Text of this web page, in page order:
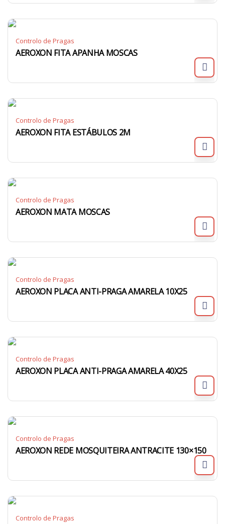
Controlo de Pragas
AEROXON FITA APANHA MOSCAS
Controlo de Pragas
AEROXON FITA ESTÁBULOS 2M
Controlo de Pragas
AEROXON MATA MOSCAS
Controlo de Pragas
AEROXON PLACA ANTI-PRAGA AMARELA 10X25
Controlo de Pragas
AEROXON PLACA ANTI-PRAGA AMARELA 40X25
Controlo de Pragas
AEROXON REDE MOSQUITEIRA ANTRACITE 130×150
Controlo de Pragas